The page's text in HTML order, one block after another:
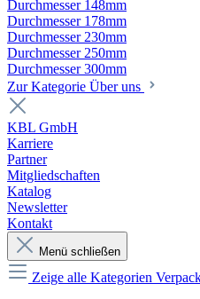
Durchmesser 148mm
Durchmesser 178mm
Durchmesser 230mm
Durchmesser 250mm
Durchmesser 300mm
Zur Kategorie Über uns
KBL GmbH
Karriere
Partner
Mitgliedschaften
Katalog
Newsletter
Kontakt
Menü schließen
Zeige alle Kategorien